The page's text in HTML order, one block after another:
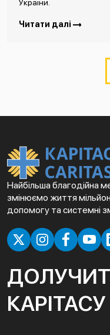
України.
Читати далі
Найбільша благодійна
змінюємо життя
допомогу та системні
КАРІТАСУ